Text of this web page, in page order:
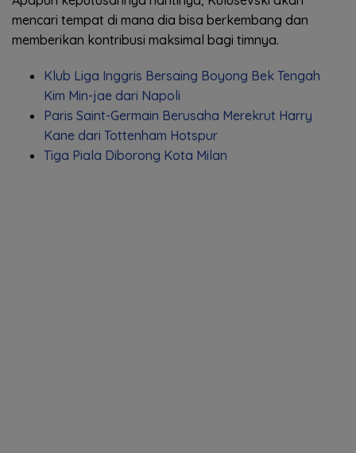
mencari tempat di mana dia bisa berkembang dan
memberikan kontribusi maksimal bagi timnya.
Klub Liga Inggris Bersaing Boyong Bek Tengah
Kim Min-jae dari Napoli
Paris Saint-Germain Berusaha Merekrut Harry
Kane dari Tottenham Hotspur
Tiga Piala Diborong Kota Milan